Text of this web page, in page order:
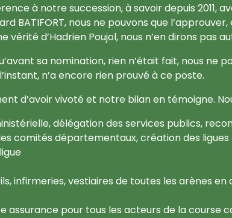
à notre succession, à savoir depuis 2011,
BATIFORT, nous ne pouvons que
vérité d’Hadrien Poujol, nous n’en dirons pas
sa nomination, rien n’était fait, nous ne
n’a encore rien prouvé à ce poste.
d’avoir vivoté et notre bilan en témoigne.
délégation des services publics,
comités départementaux, création des ligues
infirmeries, vestiaires de toutes les arènes
assurance pour tous les acteurs de la course